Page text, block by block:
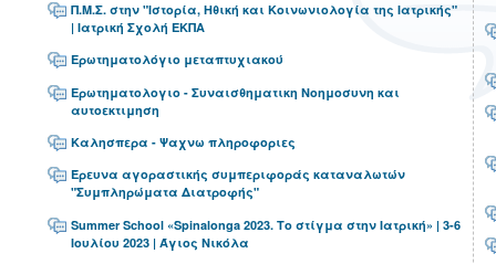
Π.Μ.Σ. στην "Ιστορία, Ηθική και Κοινωνιολογία της Ιατρικής"
| Ιατρική Σχολή ΕΚΠΑ
Ερωτηματολόγιο μεταπτυχιακού
Ερωτηματολογιο - Συναισθηματικη Νοημοσυνη και
αυτοεκτιμηση
Καλησπερα - Ψαχνω πληροφοριες
Έρευνα αγοραστικής συμπεριφοράς καταναλωτών
"Συμπληρώματα Διατροφής"
Summer School «Spinalonga 2023. Το στίγμα στην Ιατρική» | 3-6
Ιουλίου 2023 | Άγιος Νικόλα